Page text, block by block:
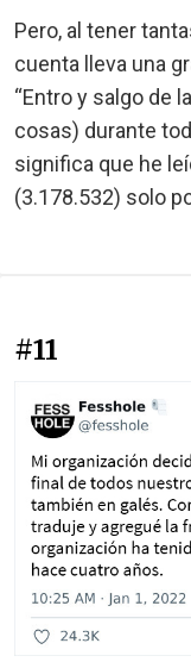
Pero, al tener
cuenta lleva una
“Entro y salgo de
cosas) durante
significa que he
(3.178.532) solo
#11